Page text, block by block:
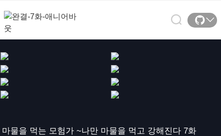
마물을 먹는 모험가 ~나만 마물을 먹고 강해진다 7화